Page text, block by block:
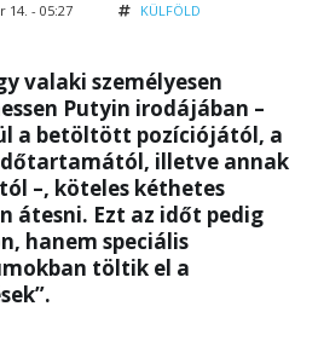
14. - 05:27 KÜLFÖLD
valaki személyesen
Putyin irodájában –
a betöltött pozíciójától, a
illetve annak
–, köteles kéthetes
átesni. Ezt az időt pedig
hanem speciális
töltik el a